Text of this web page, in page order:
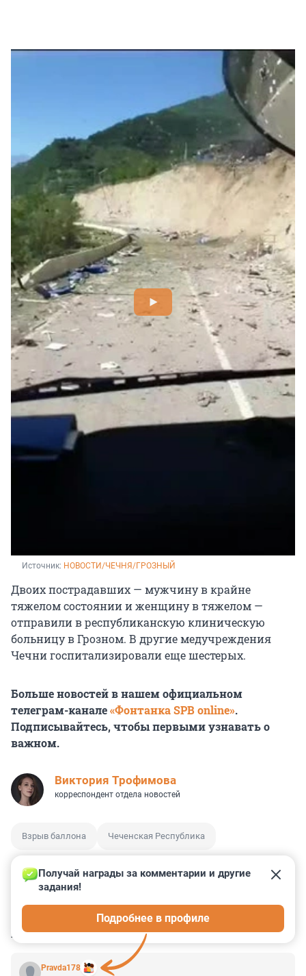
Источник: НОВОСТИ/ЧЕЧНЯ/ГРОЗНЫ️Й
Двоих пострадавших — мужчину в крайне
тяжелом состоянии и женщину в тяжелом —
отправили в республиканскую клиническую
больницу в Грозном. В другие медучреждения
Чечни госпитализировали еще шестерых.
Больше новостей в нашем официальном
телеграм-канале«Фонтанка SPB online».
Подписывайтесь, чтобы первыми узнавать о
важном.
Виктория Трофимова
корреспондент отдела новостей
Взрыв баллона Чеченская Республика
КОММЕНТАРИИ 6
Pravda178
Получай награды за комментарии и другие
задания!
Подробнее в профиле